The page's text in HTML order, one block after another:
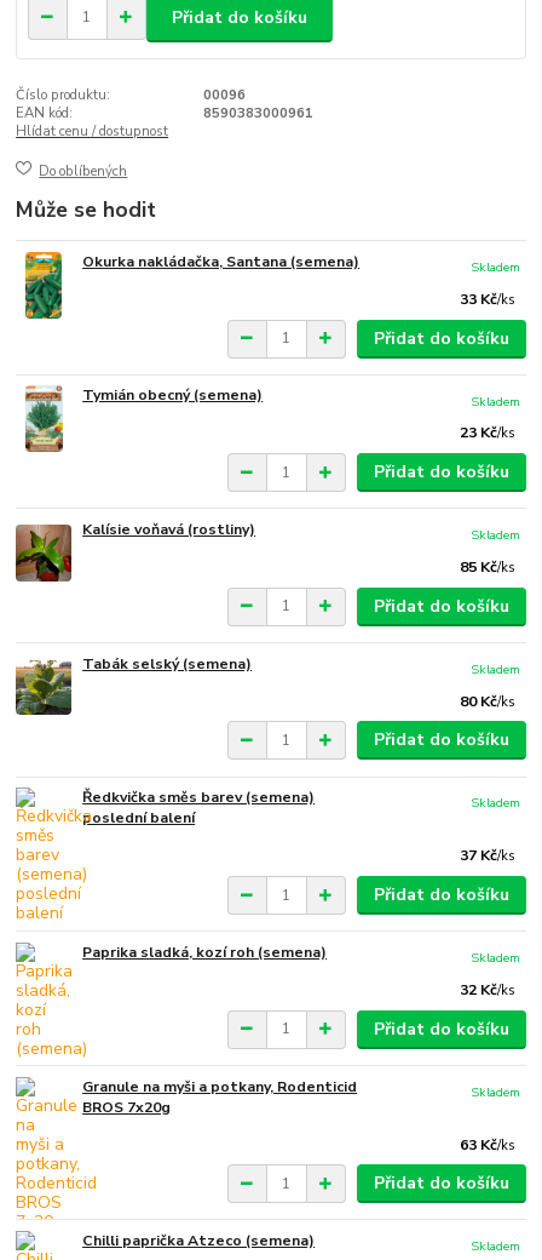
Přidat do košíku
Číslo produktu:
00096
EAN kód:
8590383000961
Hlídat cenu / dostupnost
Do oblíbených
Může se hodit
Okurka nakládačka, Santana (semena)
33 Kč/ks
Skladem
Přidat do košíku
Tymián obecný (semena)
23 Kč/ks
Skladem
Přidat do košíku
Kalísie voňavá (rostliny)
85 Kč/ks
Skladem
Přidat do košíku
Tabák selský (semena)
80 Kč/ks
Skladem
Přidat do košíku
Ředkvička směs barev (semena)
poslední balení
37 Kč/ks
Skladem
Přidat do košíku
Paprika sladká, kozí roh (semena)
32 Kč/ks
Skladem
Přidat do košíku
Granule na myši a potkany, Rodenticid
BROS 7x20g
63 Kč/ks
Skladem
Přidat do košíku
Chilli paprička Atzeco (semena)
Skladem